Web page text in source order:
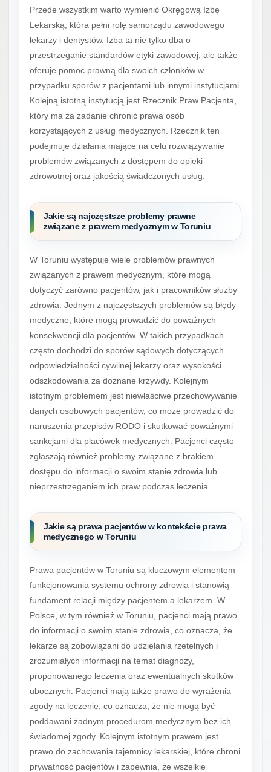
Przede wszystkim warto wymienić Okręgową Izbę
Lekarską, która pełni rolę samorządu zawodowego
lekarzy i dentystów. Izba ta nie tylko dba o
przestrzeganie standardów etyki zawodowej, ale także
oferuje pomoc prawną dla swoich członków w
przypadku sporów z pacjentami lub innymi instytucjami.
Kolejną istotną instytucją jest Rzecznik Praw Pacjenta,
który ma za zadanie chronić prawa osób
korzystających z usług medycznych. Rzecznik ten
podejmuje działania mające na celu rozwiązywanie
problemów związanych z dostępem do opieki
zdrowotnej oraz jakością świadczonych usług.
Jakie są najczęstsze problemy prawne
związane z prawem medycznym w Toruniu
W Toruniu występuje wiele problemów prawnych
związanych z prawem medycznym, które mogą
dotyczyć zarówno pacjentów, jak i pracowników służby
zdrowia. Jednym z najczęstszych problemów są błędy
medyczne, które mogą prowadzić do poważnych
konsekwencji dla pacjentów. W takich przypadkach
często dochodzi do sporów sądowych dotyczących
odpowiedzialności cywilnej lekarzy oraz wysokości
odszkodowania za doznane krzywdy. Kolejnym
istotnym problemem jest niewłaściwe przechowywanie
danych osobowych pacjentów, co może prowadzić do
naruszenia przepisów RODO i skutkować poważnymi
sankcjami dla placówek medycznych. Pacjenci często
zgłaszają również problemy związane z brakiem
dostępu do informacji o swoim stanie zdrowia lub
nieprzestrzeganiem ich praw podczas leczenia.
Jakie są prawa pacjentów w kontekście prawa
medycznego w Toruniu
Prawa pacjentów w Toruniu są kluczowym elementem
funkcjonowania systemu ochrony zdrowia i stanowią
fundament relacji między pacjentem a lekarzem. W
Polsce, w tym również w Toruniu, pacjenci mają prawo
do informacji o swoim stanie zdrowia, co oznacza, że
lekarze są zobowiązani do udzielania rzetelnych i
zrozumiałych informacji na temat diagnozy,
proponowanego leczenia oraz ewentualnych skutków
ubocznych. Pacjenci mają także prawo do wyrażenia
zgody na leczenie, co oznacza, że nie mogą być
poddawani żadnym procedurom medycznym bez ich
świadomej zgody. Kolejnym istotnym prawem jest
prawo do zachowania tajemnicy lekarskiej, które chroni
prywatność pacjentów i zapewnia, że wszelkie